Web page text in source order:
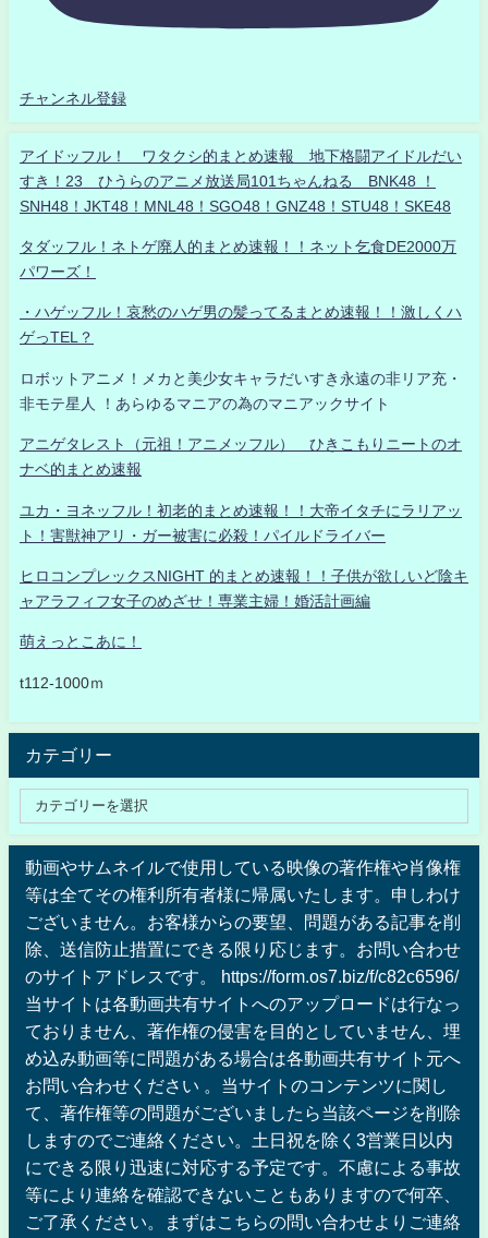
チャンネル登録
アイドッフル！ ワタクシ的まとめ速報 地下格闘アイドルだい
すき！23 ひうらのアニメ放送局101ちゃんねる BNK48 ！
SNH48！JKT48！MNL48！SGO48！GNZ48！STU48！SKE48
タダッフル！ネトゲ廃人的まとめ速報！！ネット乞食DE2000万
パワーズ！
・ハゲッフル！哀愁のハゲ男の髪ってるまとめ速報！！激しくハ
ゲっTEL？
ロボットアニメ！メカと美少女キャラだいすき永遠の非リア充・
非モテ星人 ！あらゆるマニアの為のマニアックサイト
アニゲタレスト（元祖！アニメッフル） ひきこもりニートのオ
ナベ的まとめ速報
ユカ・ヨネッフル！初老的まとめ速報！！大帝イタチにラリアッ
ト！害獣神アリ・ガー被害に必殺！パイルドライバー
ヒロコンプレックスNIGHT 的まとめ速報！！子供が欲しいど陰キ
ャアラフィフ女子のめざせ！専業主婦！婚活計画編
萌えっとこあに！
t112-1000ｍ
カテゴリー
動画やサムネイルで使用している映像の著作権や肖像権
等は全てその権利所有者様に帰属いたします。申しわけ
ございません。お客様からの要望、問題がある記事を削
除、送信防止措置にできる限り応じます。お問い合わせ
のサイトアドレスです。 https://form.os7.biz/f/c82c6596/
当サイトは各動画共有サイトへのアップロードは行なっ
ておりません、著作権の侵害を目的としていません、埋
め込み動画等に問題がある場合は各動画共有サイト元へ
お問い合わせください 。当サイトのコンテンツに関し
て、著作権等の問題がございましたら当該ページを削除
しますのでご連絡ください。土日祝を除く3営業日以内
にできる限り迅速に対応する予定です。不慮による事故
等により連絡を確認できないこともありますので何卒、
ご了承ください。まずはこちらの問い合わせよりご連絡